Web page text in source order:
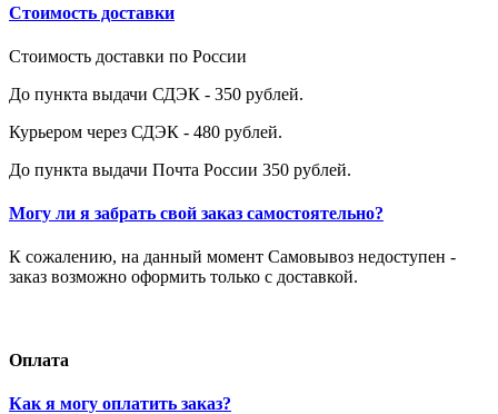
Стоимость доставки
Стоимость доставки по России
До пункта выдачи СДЭК - 350 рублей.
Курьером через СДЭК - 480 рублей.
До пункта выдачи Почта России 350 рублей.
Могу ли я забрать свой заказ самостоятельно?
К сожалению, на данный момент Самовывоз недоступен -
заказ возможно оформить только с доставкой.
Оплата
Как я могу оплатить заказ?